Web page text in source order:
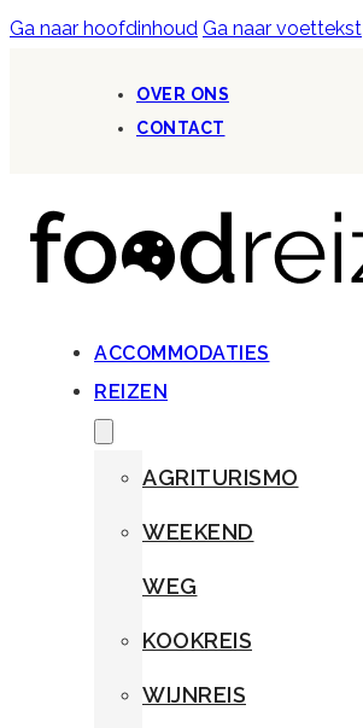
Ga naar hoofdinhoud Ga naar voettekst
OVER ONS
CONTACT
ACCOMMODATIES
REIZEN
AGRITURISMO
WEEKEND
WEG
KOOKREIS
WIJNREIS